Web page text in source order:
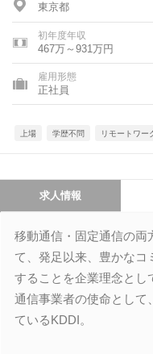
東京都
初年度年収
467万～931万円
雇用形態
正社員
上場 学歴不問 リモートワー
求人情報
移動通信・固定通信の両
て、発足以来、豊かなコ
することを企業理念とし
通信事業者の使命として
ているKDDI。